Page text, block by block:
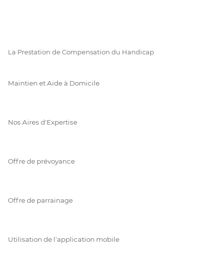
La Prestation de Compensation du Handicap
Maintien et Aide à Domicile
Nos Aires d'Expertise
Offre de prévoyance
Offre de parrainage
Utilisation de l'application mobile